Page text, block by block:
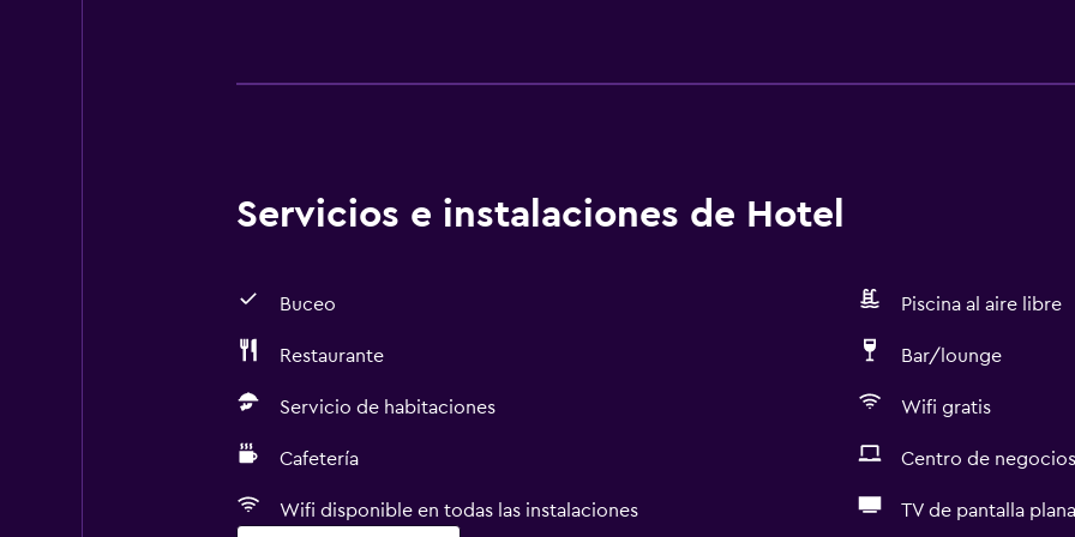
Servicios e instalaciones de Hotel
Buceo Piscina al aire libre
Restaurante Bar/lounge
Servicio de habitaciones Wifi gratis
Cafetería Centro de negocios
Wifi disponible en todas las instalaciones TV de pantalla plana